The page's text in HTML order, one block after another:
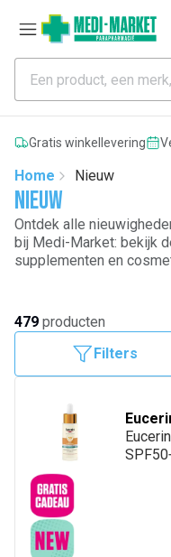
Gratis winkellevering
Home Nieuw
Nieuw
Ontdek alle
bij Medi-Market: bekijk
supplementen en
schoonheidsproducten
onze selecties om de
profiteer van advies
voor uw behoeften te
en welzijn.
479 producten
Filters